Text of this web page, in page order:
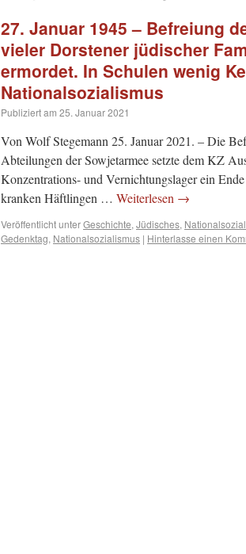
27. Januar 1945 – Befreiung
vieler Dorstener jüdischer
ermordet. In Schulen wenig
Nationalsozialismus
Publiziert am 25. Januar 2021
Von Wolf Stegemann 25. Januar 2021. – Die
Abteilungen der Sowjetarmee setzte dem KZ
Konzentrations- und Vernichtungslager ein
kranken Häftlingen … Weiterlesen →
Veröffentlicht unterGeschichte, Jüdisches,
Gedenktag, Nationalsozialismus | Hinterlasse einen